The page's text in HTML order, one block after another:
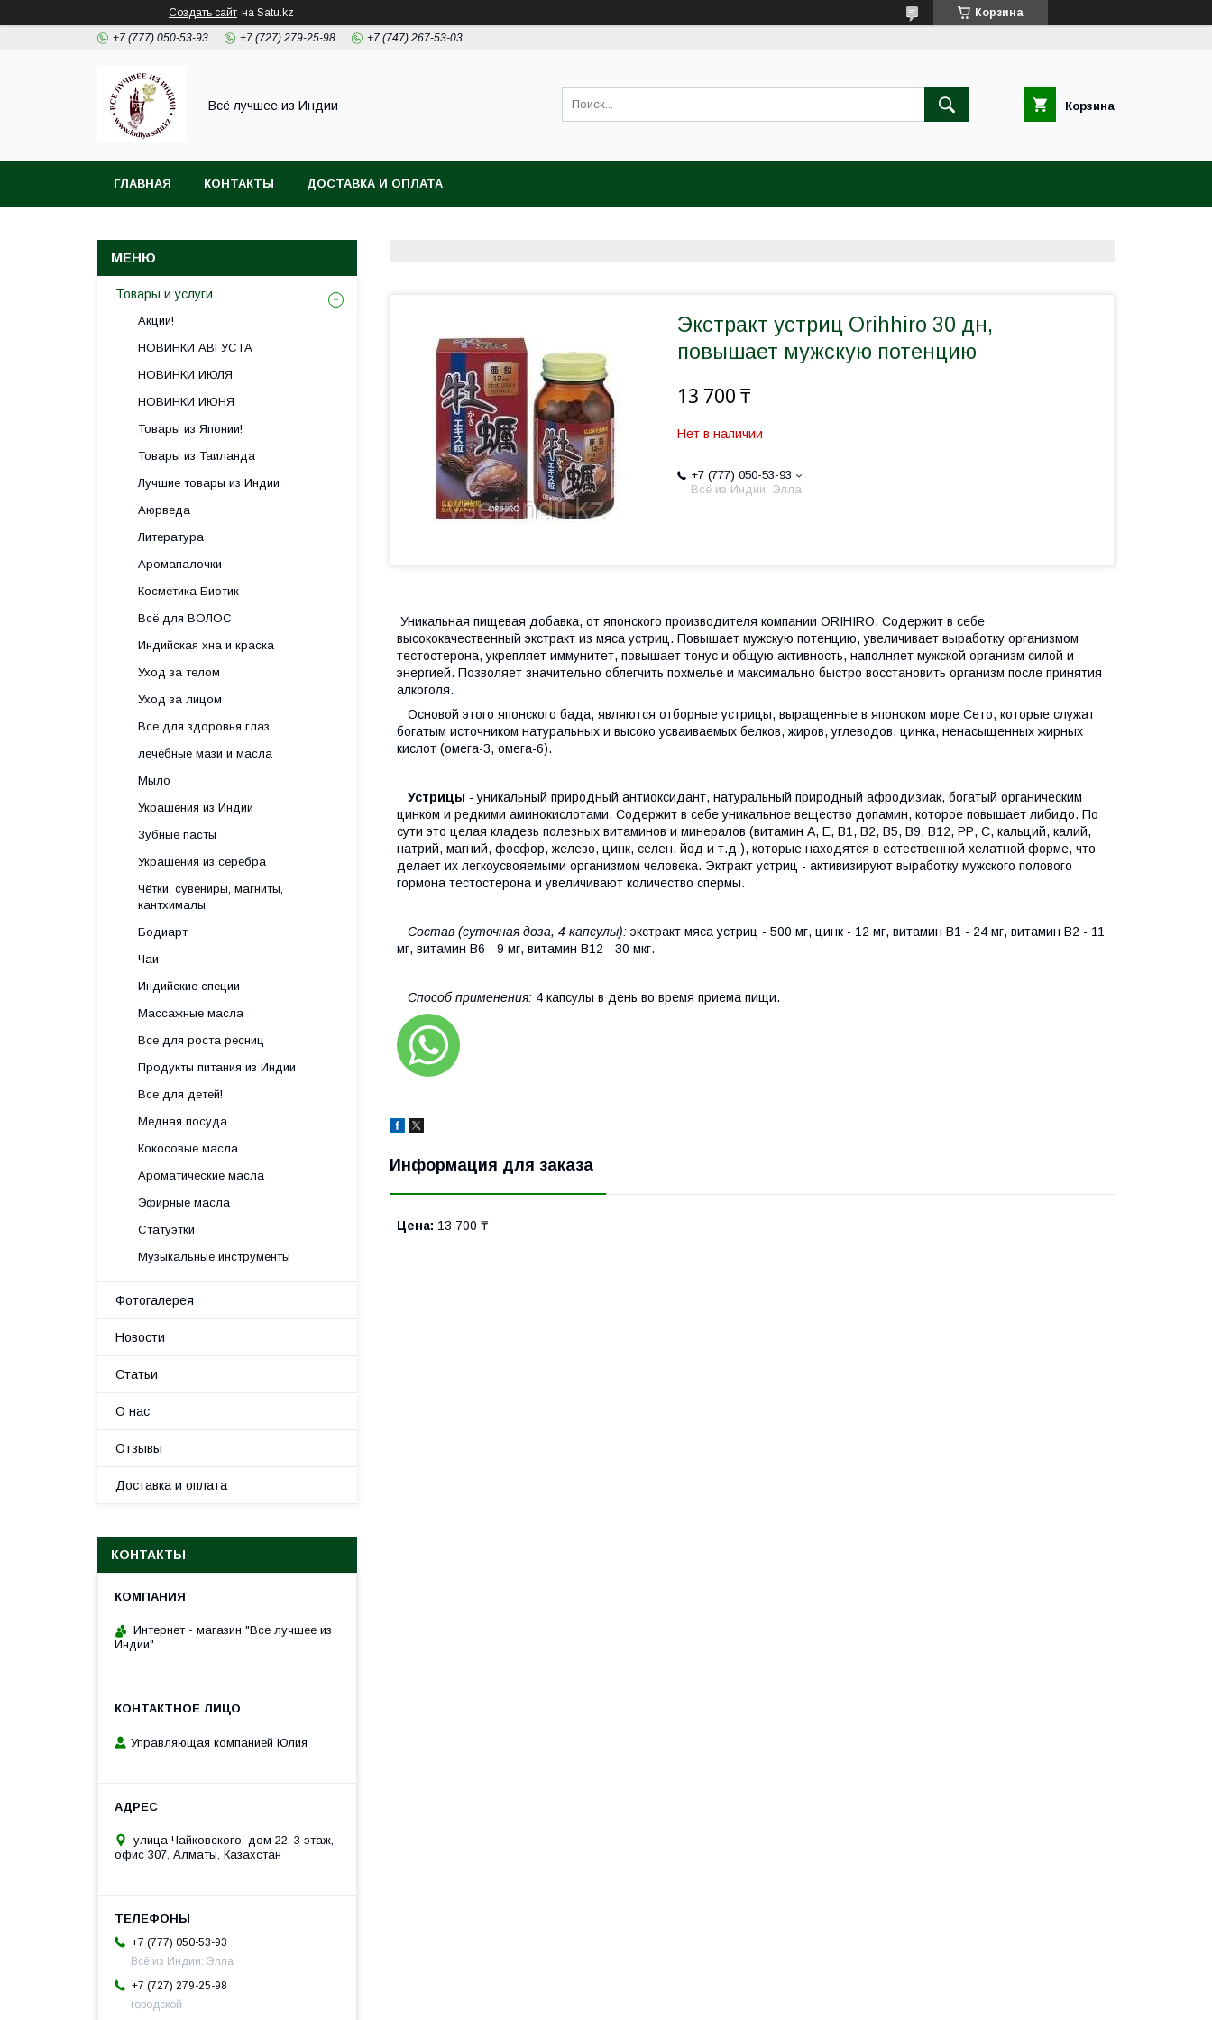
Создать сайт на Satu.kz Корзина
+7 (777) 050-53-93 +7 (727) 279-25-98 +7 (747) 267-53-03
Всё лучшее из Индии Корзина
ГЛАВНАЯ КОНТАКТЫ ДОСТАВКА И ОПЛАТА
Экстракт устриц Orihhiro 30 дн,
повышает мужскую потенцию
13 700 ₸
Нет в наличии
+7 (777) 050-53-93
Всё из Индии: Элла
Уникальная пищевая добавка, от японского производителя компании ORIHIRO. Содержит в себе
высококачественный экстракт из мяса устриц. Повышает мужскую потенцию, увеличивает выработку организмом
тестостерона, укрепляет иммунитет, повышает тонус и общую активность, наполняет мужской организм силой и
энергией. Позволяет значительно облегчить похмелье и максимально быстро восстановить организм после принятия
алкоголя.
Основой этого японского бада, являются отборные устрицы, выращенные в японском море Сето, которые служат
богатым источником натуральных и высоко усваиваемых белков, жиров, углеводов, цинка, ненасыщенных жирных
кислот (омега-3, омега-6).
Устрицы - уникальный природный антиоксидант, натуральный природный афродизиак, богатый органическим
цинком и редкими аминокислотами. Содержит в себе уникальное вещество допамин, которое повышает либидо. По
сути это целая кладезь полезных витаминов и минералов (витамин А, Е, В1, В2, В5, В9, В12, РР, С, кальций, калий,
натрий, магний, фосфор, железо, цинк, селен, йод и т.д.), которые находятся в естественной хелатной форме, что
делает их легкоусвояемыми организмом человека. Эктракт устриц - активизируют выработку мужского полового
гормона тестостерона и увеличивают количество спермы.
Состав (суточная доза, 4 капсулы): экстракт мяса устриц - 500 мг, цинк - 12 мг, витамин В1 - 24 мг, витамин В2 - 11
мг, витамин В6 - 9 мг, витамин В12 - 30 мкг.
Способ применения: 4 капсулы в день во время приема пищи.
Информация для заказа
Цена: 13 700 ₸
Товары и услуги
Акции!
НОВИНКИ АВГУСТА
НОВИНКИ ИЮЛЯ
НОВИНКИ ИЮНЯ
Товары из Японии!
Товары из Таиланда
Лучшие товары из Индии
Аюрведа
Литература
Аромапалочки
Косметика Биотик
Всё для ВОЛОС
Индийская хна и краска
Уход за телом
Уход за лицом
Все для здоровья глаз
лечебные мази и масла
Мыло
Украшения из Индии
Зубные пасты
Украшения из серебра
Чётки, сувениры, магниты,
кантхималы
Бодиарт
Чаи
Индийские специи
Массажные масла
Все для роста ресниц
Продукты питания из Индии
Все для детей!
Медная посуда
Кокосовые масла
Ароматические масла
Эфирные масла
Статуэтки
Музыкальные инструменты
Фотогалерея
Новости
Статьи
О нас
Отзывы
Доставка и оплата
КОНТАКТЫ
Интернет - магазин "Все лучшее из
Индии"
Управляющая компанией Юлия
улица Чайковского, дом 22, 3 этаж,
офис 307, Алматы, Казахстан
+7 (777) 050-53-93
Всё из Индии: Элла
+7 (727) 279-25-98
городской